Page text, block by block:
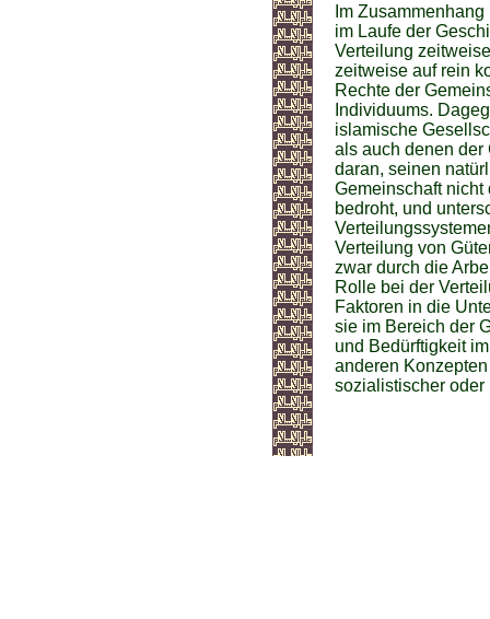
Im
im Laufe der
Verteilung
zeitweise auf rein
Rechte der
Individuums.
islamische
als auch denen der
daran, seinen
Gemeinschaft nicht
bedroht, und
Verteilung von
zwar durch die
Rolle bei der
Faktoren in die
sie im Bereich der
und Bedürftigkeit
anderen
sozialistischer